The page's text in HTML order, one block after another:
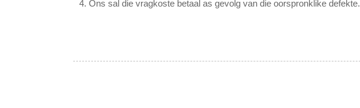
4. Ons sal die vragkoste betaal as gevolg van die oorspronklike defekte.